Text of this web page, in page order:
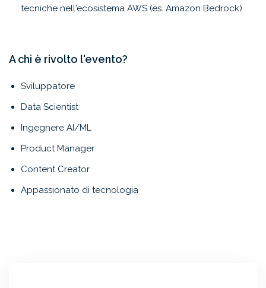
tecniche nell'ecosistema AWS (es. Amazon Bedrock).
A chi è rivolto l'evento?
Sviluppatore
Data Scientist
Ingegnere AI/ML
Product Manager
Content Creator
Appassionato di tecnologia